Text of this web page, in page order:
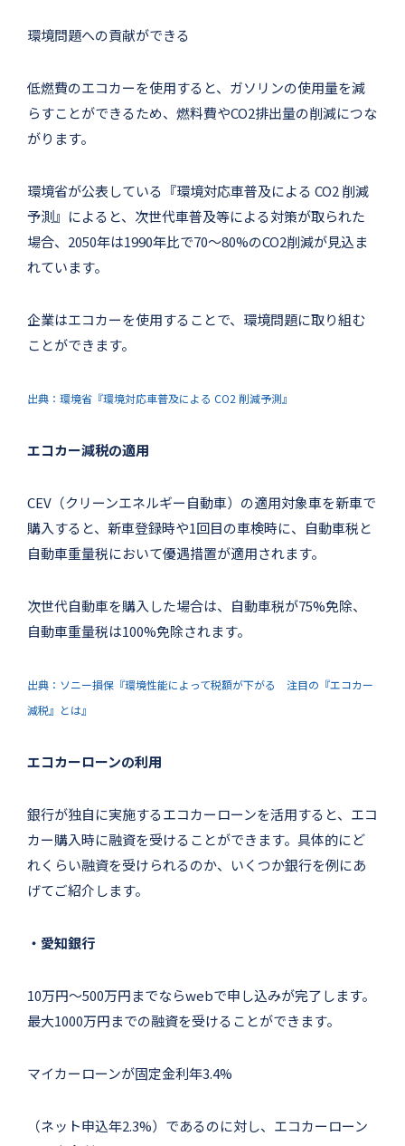
環境問題への貢献ができる
低燃費のエコカーを使用すると、ガソリンの使用量を減
らすことができるため、燃料費やCO2排出量の削減につな
がります。
環境省が公表している『環境対応車普及による CO2 削減
予測』によると、次世代車普及等による対策が取られた
場合、2050年は1990年比で70〜80%のCO2削減が見込ま
れています。
企業はエコカーを使用することで、環境問題に取り組む
ことができます。
出典：環境省『環境対応車普及による CO2 削減予測』
エコカー減税の適用
CEV（クリーンエネルギー自動車）の適用対象車を新車で
購入すると、新車登録時や1回目の車検時に、自動車税と
自動車重量税において優遇措置が適用されます。
次世代自動車を購入した場合は、自動車税が75%免除、
自動車重量税は100%免除されます。
出典：ソニー損保『環境性能によって税額が下がる 注目の『エコカー
減税』とは』
エコカーローンの利用
銀行が独自に実施するエコカーローンを活用すると、エコ
カー購入時に融資を受けることができます。具体的にど
れくらい融資を受けられるのか、いくつか銀行を例にあ
げてご紹介します。
・愛知銀行
10万円〜500万円までならwebで申し込みが完了します。
最大1000万円までの融資を受けることができます。
マイカーローンが固定金利年3.4%
（ネット申込年2.3%）であるのに対し、エコカーローン